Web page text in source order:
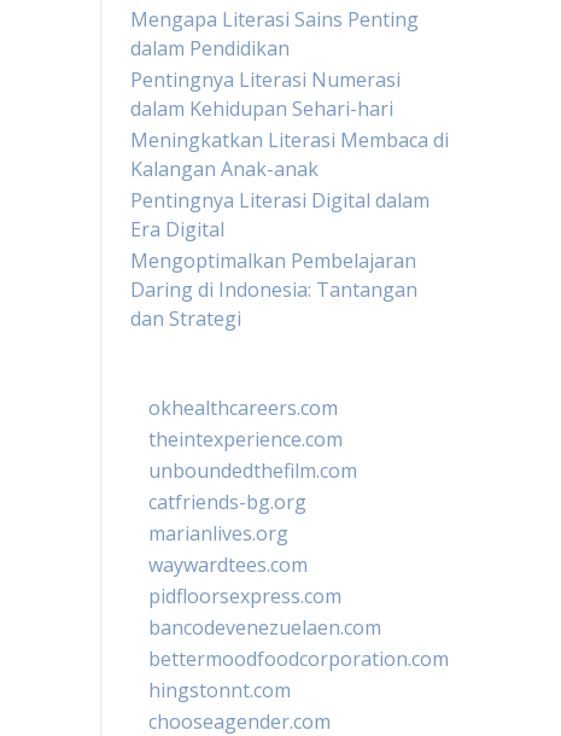
Mengapa Literasi Sains Penting
dalam Pendidikan
Pentingnya Literasi Numerasi
dalam Kehidupan Sehari-hari
Meningkatkan Literasi Membaca di
Kalangan Anak-anak
Pentingnya Literasi Digital dalam
Era Digital
Mengoptimalkan Pembelajaran
Daring di Indonesia: Tantangan
dan Strategi
okhealthcareers.com
theintexperience.com
unboundedthefilm.com
catfriends-bg.org
marianlives.org
waywardtees.com
pidfloorsexpress.com
bancodevenezuelaen.com
bettermoodfoodcorporation.com
hingstonnt.com
chooseagender.com